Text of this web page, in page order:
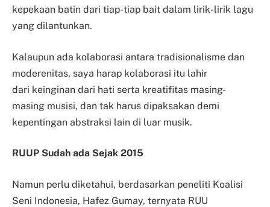
kepekaan batin dari tiap-tiap bait dalam lirik-lirik lagu
yang dilantunkan.
Kalaupun ada kolaborasi antara tradisionalisme dan
moderenitas, saya harap kolaborasi itu lahir
dari keinginan dari hati serta kreatifitas masing-
masing musisi, dan tak harus dipaksakan demi
kepentingan abstraksi lain di luar musik.
RUUP Sudah ada Sejak 2015
Namun perlu diketahui, berdasarkan peneliti Koalisi
Seni Indonesia, Hafez Gumay, ternyata RUU